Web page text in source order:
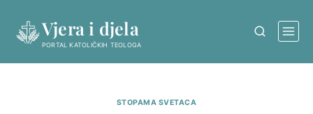
content
Vjera i djela
PORTAL KATOLIČKIH TEOLOGA
STOPAMA SVETACA